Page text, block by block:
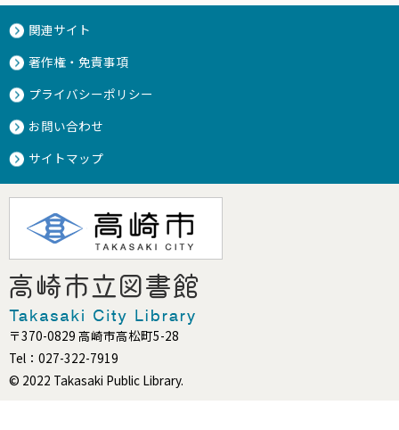
関連サイト
著作権・免責事項
プライバシーポリシー
お問い合わせ
サイトマップ
〒370-0829 高崎市高松町5-28
Tel：027-322-7919
© 2022 Takasaki Public Library.